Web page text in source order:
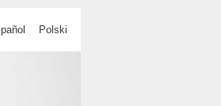
Polski